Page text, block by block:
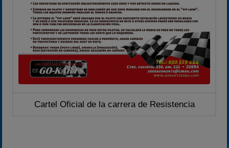
Cartel Oficial de la carrera de Resistencia